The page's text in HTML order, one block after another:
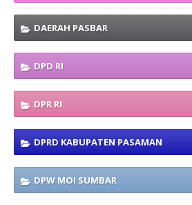
DAERAH PASBAR
DPD RI
DPR RI
DPRD KABUPATEN PASAMAN
DPW MOI SUMBAR